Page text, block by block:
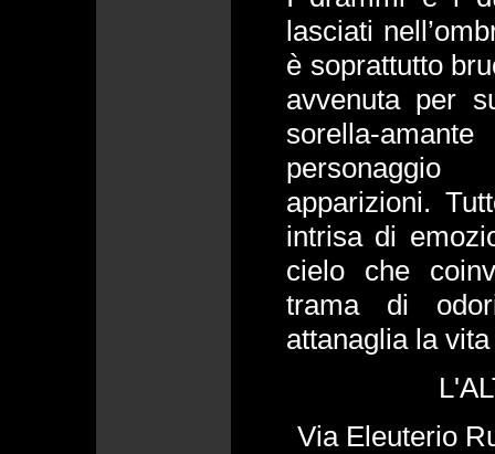
lasciati
è soprattutto
avvenuta per
sorella-
apparizioni.
intrisa di
cielo che
trama di
attanaglia la
Via Eleuterio